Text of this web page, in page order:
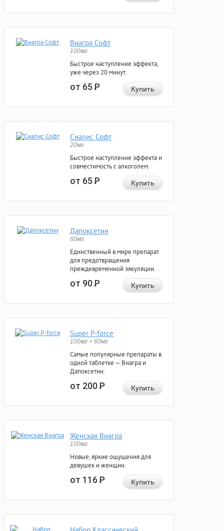
Виагра Софт
100мг
Быстрое наступление эффекта,
уже через 20 минут.
от 65Р Купить
Сиалис Софт
20мг
Быстрое наступление эффекта и
совместимость с алкоголем.
от 65Р Купить
Дапоксетин
60мг
Единственный в мире препарат
для предотвращения
преждевременной эякуляции.
от 90Р Купить
Super P-force
100мг + 60мг
Самые популярные препараты в
одной таблетке — Виагра и
Дапоксетин.
от 200Р Купить
Женская Виагра
100мг
Новые, яркие ощущения для
девушек и женщин.
от 116Р Купить